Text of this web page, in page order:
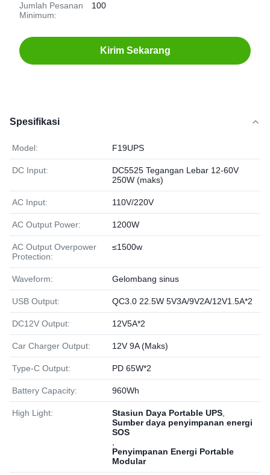
Jumlah Pesanan
Minimum:
100
Kirim Sekarang
Spesifikasi
Model: F19UPS
DC Input:
DC5525 Tegangan Lebar 12-60V
250W (maks)
AC Input: 110V/220V
AC Output Power: 1200W
AC Output Overpower
Protection:
≤1500w
Waveform: Gelombang sinus
USB Output: QC3.0 22.5W 5V3A/9V2A/12V1.5A*2
DC12V Output: 12V5A*2
Car Charger Output: 12V 9A (Maks)
Type-C Output: PD 65W*2
Battery Capacity: 960Wh
High Light: Stasiun Daya Portable UPS
Sumber daya penyimpanan energi
SOS
Penyimpanan Energi Portable
Modular